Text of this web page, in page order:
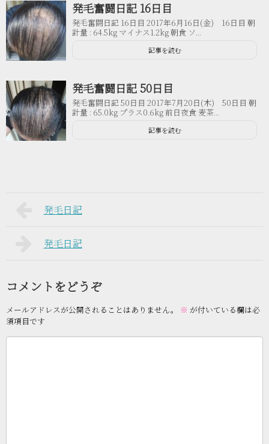
発毛奮闘日記 16日目
発毛奮闘日記 16日目 2017年6月16日(金) 16日目 朝
計量 : 64.5kg マイナス1.2kg 朝食 ソ...
記事を読む
発毛奮闘日記 50日目
発毛奮闘日記 50日目 2017年7月20日(木) 50日目 朝
計量 : 65.0kg プラス0.6kg 前日夜食 麦茶...
記事を読む
発毛日記
発毛日記
コメントをどうぞ
メールアドレスが公開されることはありません。 ※ が付いている欄は必
須項目です